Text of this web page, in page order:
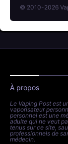
© 2010-2026
À propos
Le Vaping Post est
vaporisateur
personnel est une
adulte qui ne veut
tenus sur ce site,
professionnels de
médecin.